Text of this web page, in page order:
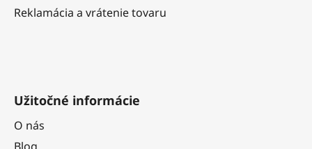
Reklamácia a vrátenie tovaru
Užitočné informácie
O nás